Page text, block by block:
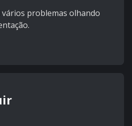
vários problemas olhando